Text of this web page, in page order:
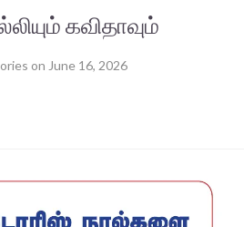
கவிதாவும்
on June 16, 2026